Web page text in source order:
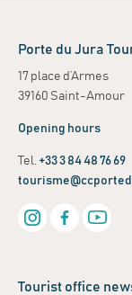
Porte du Jura
17 place d’Armes
39160 Saint-Amour
Opening hours
Tel. +33 3 84 48 76 69
Tourist office